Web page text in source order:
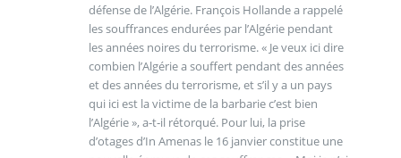
défense de l’Algérie. François Hollande a rappelé
les souffrances endurées par l’Algérie pendant
les années noires du terrorisme. « Je veux ici dire
combien l’Algérie a souffert pendant des années
et des années du terrorisme, et s’il y a un pays
qui ici est la victime de la barbarie c’est bien
l’Algérie », a‑t‑il rétorqué. Pour lui, la prise
d’otages d’In Amenas le 16 janvier constitue une